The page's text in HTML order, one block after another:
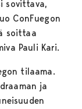
sovittava,
ConFuegon
soittaa
Pauli Kari.
tilaama.
ja